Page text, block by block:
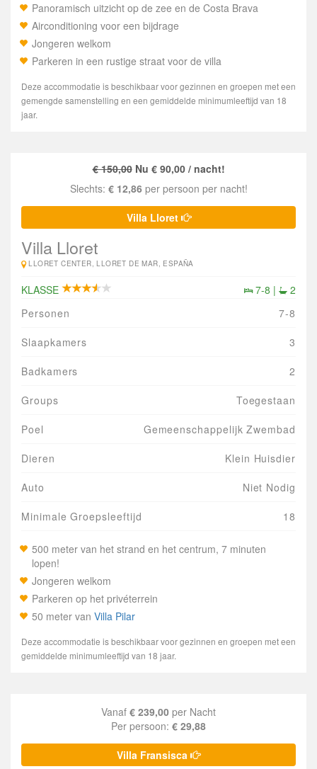
Panoramisch uitzicht op de zee en de Costa Brava
Airconditioning voor een bijdrage
Jongeren welkom
Parkeren in een rustige straat voor de villa
Deze accommodatie is beschikbaar voor gezinnen en groepen met een
gemengde samenstelling en een gemiddelde minimumleeftijd van 18
jaar.
€ 150,00Nu € 90,00 / nacht!
Slechts: € 12,86per persoon per nacht!
Villa Lloret
Villa Lloret
LLORET CENTER, LLORET DE MAR, ESPAÑA
KLASSE 7-8 |
2
Personen
7-8
Slaapkamers 3
Badkamers 2
Groups Toegestaan
Poel Gemeenschappelijk Zwembad
Dieren Klein Huisdier
Auto Niet Nodig
Minimale Groepsleeftijd 18
500 meter van het strand en het centrum, 7 minuten
lopen!
Jongeren welkom
Parkeren op het privéterrein
50 meter van Villa Pilar
Deze accommodatie is beschikbaar voor gezinnen en groepen met een
gemiddelde minimumleeftijd van 18 jaar.
Vanaf € 239,00 per Nacht
Per persoon: € 29,88
Villa Fransisca